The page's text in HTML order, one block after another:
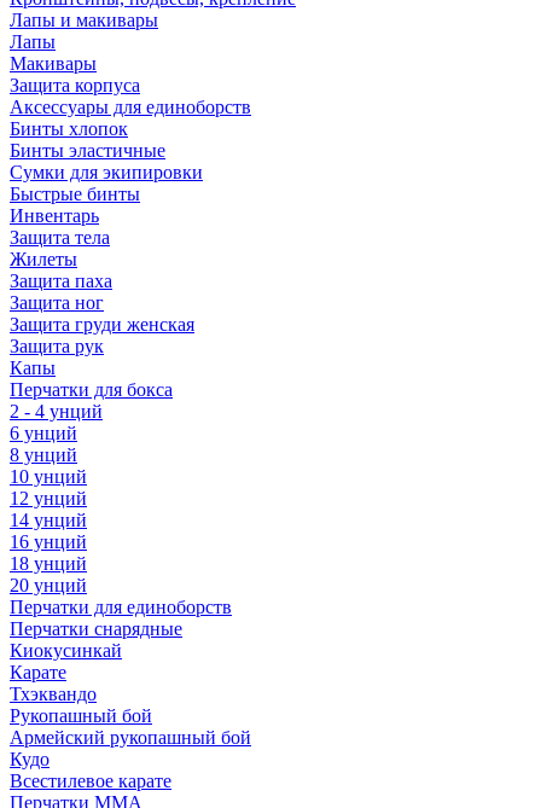
Лапы и макивары
Лапы
Макивары
Защита корпуса
Аксессуары для единоборств
Бинты хлопок
Бинты эластичные
Сумки для экипировки
Быстрые бинты
Инвентарь
Защита тела
Жилеты
Защита паха
Защита ног
Защита груди женская
Защита рук
Капы
Перчатки для бокса
2 - 4 унций
6 унций
8 унций
10 унций
12 унций
14 унций
16 унций
18 унций
20 унций
Перчатки для единоборств
Перчатки снарядные
Киокусинкай
Карате
Тхэквандо
Рукопашный бой
Армейский рукопашный бой
Кудо
Всестилевое карате
Перчатки MMA